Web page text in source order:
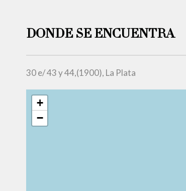
DONDE SE ENCUENTRA
30 e/ 43 y 44,(1900), La Plata
+
−